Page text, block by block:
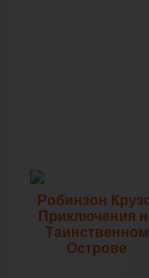
Робинзон
Приключения
Таинственном
Острове